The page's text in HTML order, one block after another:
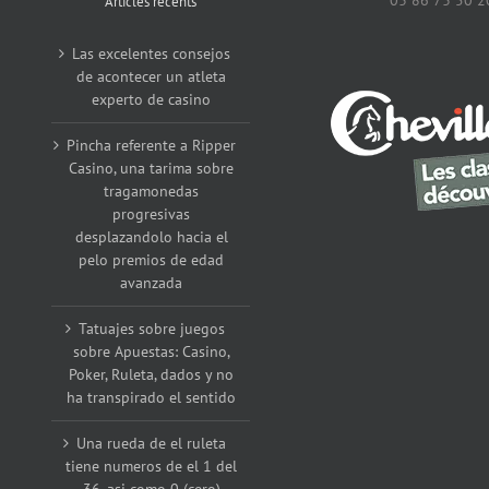
Las excelentes consejos
de acontecer un atleta
experto de casino
Pincha referente a Ripper
Casino, una tarima sobre
tragamonedas
progresivas
desplazandolo hacia el
pelo premios de edad
avanzada
Tatuajes sobre juegos
sobre Apuestas: Casino,
Poker, Ruleta, dados y no
ha transpirado el sentido
Una rueda de el ruleta
tiene numeros de el 1 del